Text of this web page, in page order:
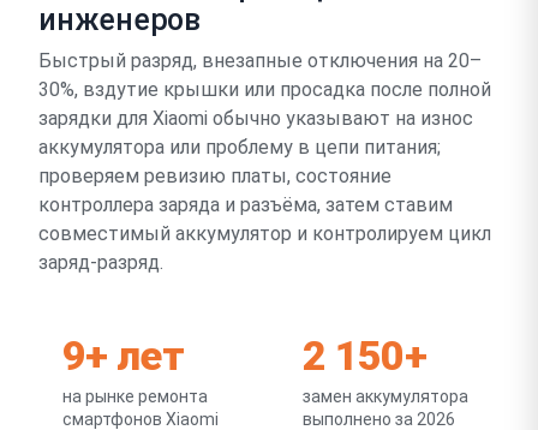
инженеров
Быстрый разряд, внезапные отключения на 20–
30%, вздутие крышки или просадка после полной
зарядки для Xiaomi обычно указывают на износ
аккумулятора или проблему в цепи питания;
проверяем ревизию платы, состояние
контроллера заряда и разъёма, затем ставим
совместимый аккумулятор и контролируем цикл
заряд-разряд.
9+ лет
на рынке ремонта
смартфонов Xiaomi
2 150+
замен аккумулятора
выполнено за 2026